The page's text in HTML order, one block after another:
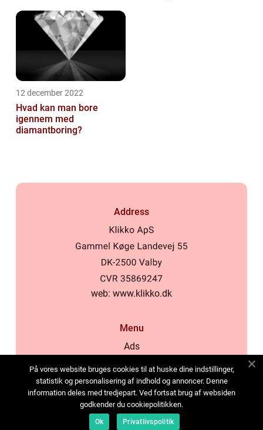
12 december 2022
Hvad kan man bore
igennem med
diamantboring?
Address
web: www.klikko.dk
Menu
Ads
Cookies
Contact
Sitemap
På vores website bruges cookies til at huske dine indstillinger,
statistik og personalisering af indhold og annoncer. Denne
information deles med tredjepart. Ved fortsat brug af websiden
godkender du cookiepolitikken.
Ok Privatlivspolitik